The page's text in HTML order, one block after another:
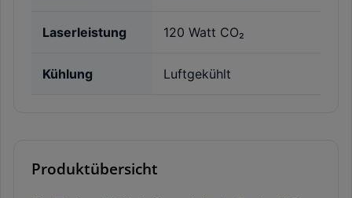
Laserleistung 120 Watt CO₂
Kühlung Luftgekühlt
Produktübersicht